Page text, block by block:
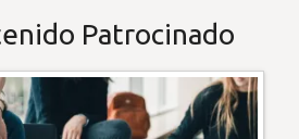
Patrocinado